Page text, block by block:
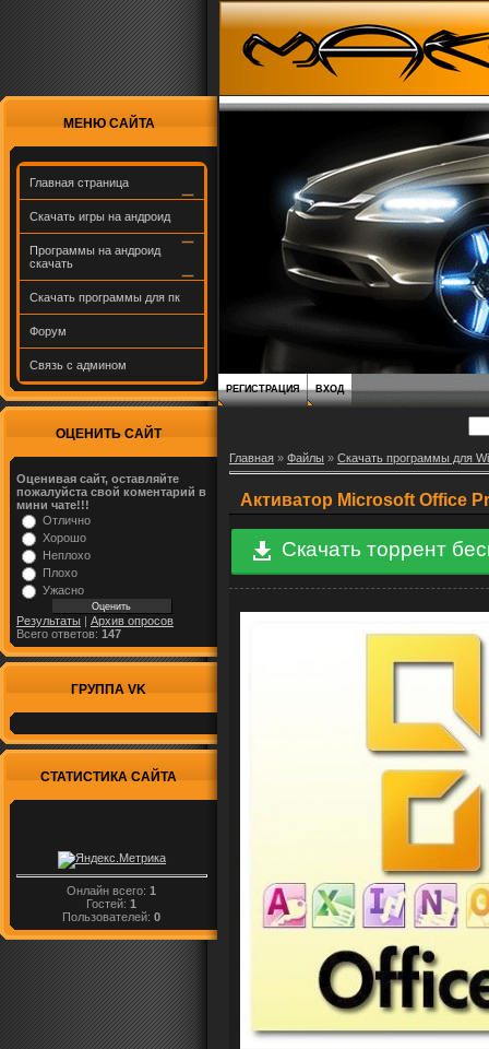
МЕНЮ САЙТА
Главная страница
Скачать игры на андроид
Программы на андроид
скачать
Скачать программы для пк
Форум
Связь с админом
ОЦЕНИТЬ САЙТ
Оценивая сайт, оставляйте
пожалуйста свой коментарий в
мини чате!!!
Отлично
Хорошо
Неплохо
Плохо
Ужасно
Результаты | Архив опросов
Всего ответов: 147
ГРУППА VK
СТАТИСТИКА САЙТА
Онлайн всего:1
Гостей:1
Пользователей:0
РЕГИСТРАЦИЯ ВХОД
Главная » Файлы » Скачать программы для
Активатор Microsoft Office
Скачать торрент